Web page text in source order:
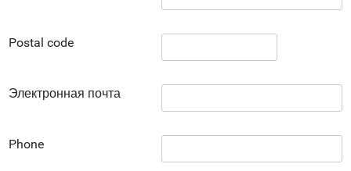
Postal code
Электронная почта
Phone